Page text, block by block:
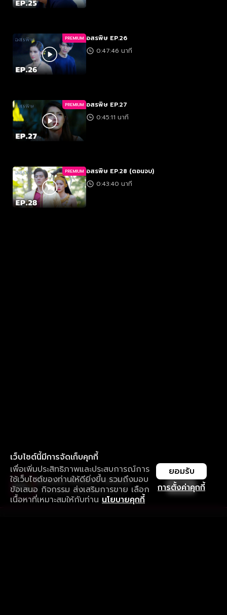
PREMIUM อสรพิษ EP.26
0:47:46 นาที
PREMIUM อสรพิษ EP.27
0:45:11 นาที
PREMIUM อสรพิษ EP.28 (ตอนจบ)
0:43:40 นาที
เว็บไซต์นี้มีการจัดเก็บคุกกี้
เพื่อเพิ่มประสิทธิภาพและประสบการณ์การ
ใช้เว็บไซต์ของท่านให้ดียิ่งขึ้น รวมถึงมอบ
ข้อเสนอ กิจกรรม ส่งเสริมการขาย เลือก
เนื้อหาที่เหมาะสมให้กับท่าน นโยบายคุกกี้
การตั้งค่าคุกกี้
ยอมรับ
ใช้งานแอป ลื่นไหลกว่า ไม่มีสะดุด
ดาวน์โหลดแอปเพื่อการรับชมที่ดีกว่า เปิด